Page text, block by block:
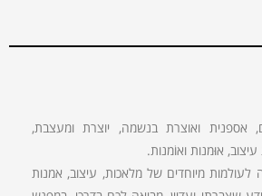
אספנית ואוצרת בנשמה, יוצרת ומעצבת,
אוּמנות ואוֹמנות.
מיוחדים של מלאכות, עיצוב, אמנות